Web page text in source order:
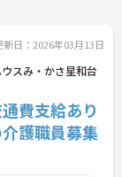
新日：2026年03月13日
スみ・かさ星和台
費支給あり
護職員募集